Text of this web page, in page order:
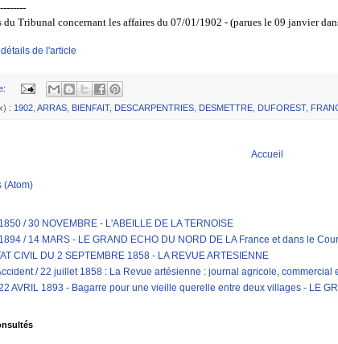
Tribunal concernant les affaires du 07/01/1902 - (parues le 09 janvier
de l'article
: 1902 ARRAS BIENFAIT, DESCARPENTRIES DESMETTRE DUFOREST,
Accueil
(Atom)
/ 30 NOVEMBRE - L'ABEILLE DE LA TERNOISE
/ 14 MARS - LE GRAND ECHO DU NORD DE LA France et dans le
CIVIL DU 2 SEPTEMBRE 1858 - LA REVUE ARTESIENNE
/ 22 juillet 1858 : La Revue artésienne : journal agricole,
AVRIL 1893 - Bagarre pour une vieille querelle entre deux villages - LE